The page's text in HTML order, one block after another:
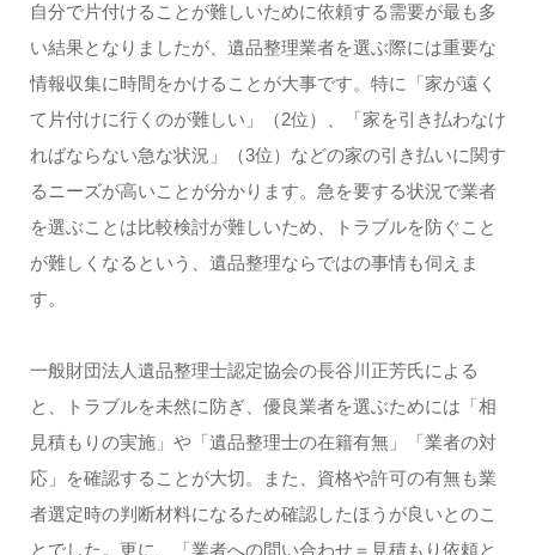
自分で片付けることが難しいために依頼する需要が最も多
い結果となりましたが、遺品整理業者を選ぶ際には重要な
情報収集に時間をかけることが大事です。特に「家が遠く
て片付けに行くのが難しい」（2位）、「家を引き払わなけ
ればならない急な状況」（3位）などの家の引き払いに関す
るニーズが高いことが分かります。急を要する状況で業者
を選ぶことは比較検討が難しいため、トラブルを防ぐこと
が難しくなるという、遺品整理ならではの事情も伺えま
す。
一般財団法人遺品整理士認定協会の長谷川正芳氏による
と、トラブルを未然に防ぎ、優良業者を選ぶためには「相
見積もりの実施」や「遺品整理士の在籍有無」「業者の対
応」を確認することが大切。また、資格や許可の有無も業
者選定時の判断材料になるため確認したほうが良いとのこ
とでした。更に、「業者への問い合わせ＝見積もり依頼と